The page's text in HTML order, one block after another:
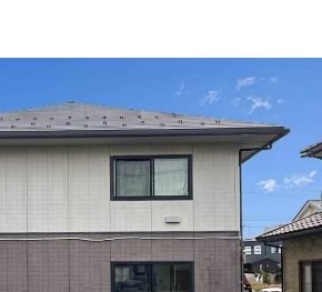
最近見た物件
東北
関東
中国・四国